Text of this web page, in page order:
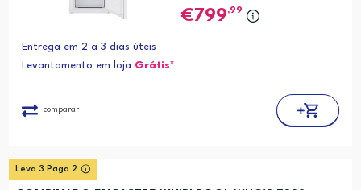
de799,99
Entrega em 2 a 3 dias úteis
Levantamento em loja Grátis*
comparar
Leva 3 Paga 2